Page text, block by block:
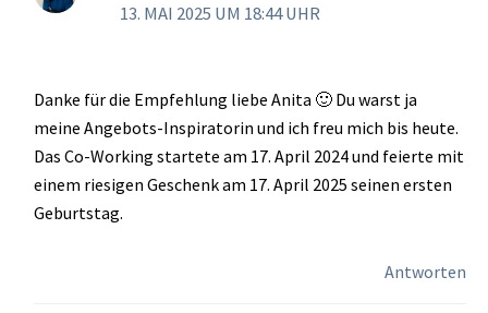
13. MAI 2025 UM 18:44 UHR
Danke für die Empfehlung liebe Anita 🙂 Du warst ja
meine Angebots-Inspiratorin und ich freu mich bis heute.
Das Co-Working startete am 17. April 2024 und feierte mit
einem riesigen Geschenk am 17. April 2025 seinen ersten
Geburtstag.
Antworten